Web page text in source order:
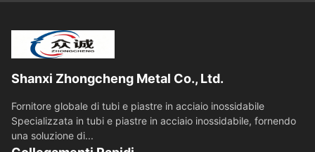
Shanxi Zhongcheng Metal Co., Ltd.
Fornitore globale di tubi e piastre in acciaio inossidabile
Specializzata in tubi e piastre in acciaio inossidabile, fornendo
una soluzione di...